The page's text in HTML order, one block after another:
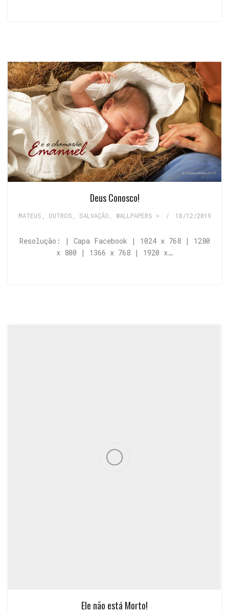
Deus Conosco!
MATEUS OUTROS SALVAÇÃO WALLPAPERS > / 18/12/2019
Resolução: | Capa Facebook | 1024 x 768 | 1280
x 800 | 1366 x 768 | 1920 x…
Ele não está Morto!